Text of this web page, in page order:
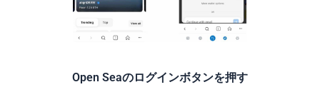
Open Seaのログインボタンを押す